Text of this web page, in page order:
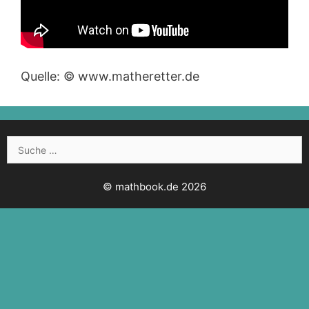
Quelle: © www.matheretter.de
Suche
nach:
© mathbook.de 2026